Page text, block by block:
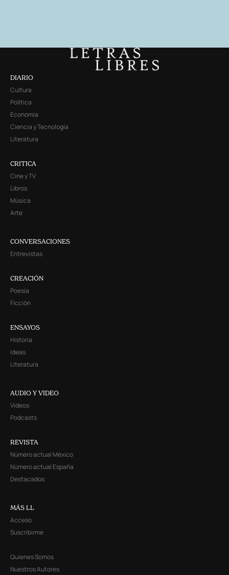
DIARIO
Cultura
Política
Economía
Ciencia y Tecnología
Literatura
CRITICA
Cine y TV
Libros
Música
Arte
CONVERSACIONES
Entrevistas
CREACIÓN
Poesía
Ficción
ENSAYOS
Historia
Ideas
Literatura
AUDIO Y VIDEO
Videos
Podcasts
REVISTA
Número actual México
Número actual España
Destacados
MÁS LL
Acceso
Suscribirme
Quienes Somos
Nuestros Autores